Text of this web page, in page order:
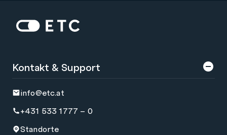
Startseite: ETC
Kontakt & Support
info@etc.at
+431 533 1777 – 0
Standorte